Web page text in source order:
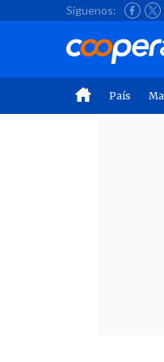
Síguenos:
País